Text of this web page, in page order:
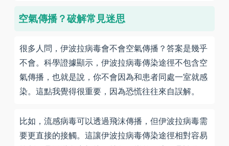
空氣傳播？破解常見迷思
很多人問，伊波拉病毒會不會空氣傳播？答案是幾乎
不會。科學證據顯示，伊波拉病毒傳染途徑不包含空
氣傳播，也就是說，你不會因為和患者同處一室就感
染。這點我覺得很重要，因為恐慌往往來自誤解。
比如，流感病毒可以透過飛沫傳播，但伊波拉病毒需
要更直接的接觸。這讓伊波拉病毒傳染途徑相對容易